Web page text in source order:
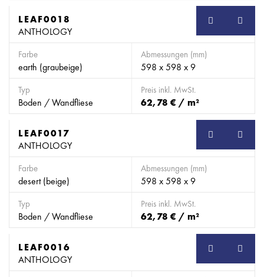
SB
LEAF0018
ANTHOLOGY
Farbe
earth (graubeige)
Abmessungen (mm)
598 x 598 x 9
Typ
Boden / Wandfliese
Preis inkl. MwSt.
62,78 € / m²
SB
LEAF0017
ANTHOLOGY
Farbe
desert (beige)
Abmessungen (mm)
598 x 598 x 9
Typ
Boden / Wandfliese
Preis inkl. MwSt.
62,78 € / m²
SB
LEAF0016
ANTHOLOGY